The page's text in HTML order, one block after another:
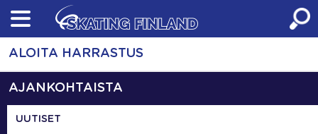
Skip
content
ALOITA HARRASTUS
AJANKOHTAISTA
UUTISET